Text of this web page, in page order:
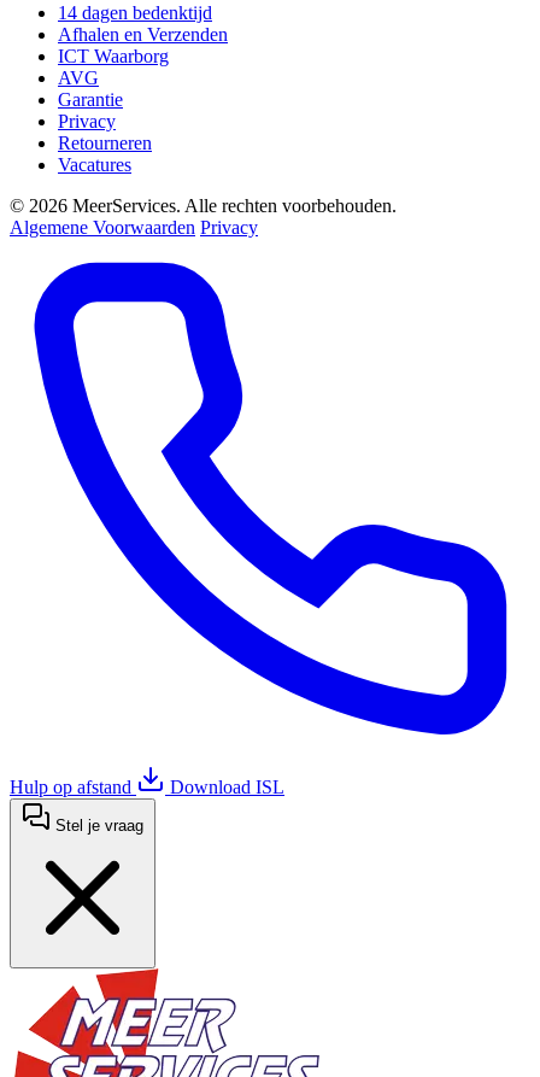
14 dagen bedenktijd
Afhalen en Verzenden
ICT Waarborg
AVG
Garantie
Privacy
Retourneren
Vacatures
© 2026 MeerServices. Alle rechten voorbehouden.
Algemene Voorwaarden Privacy
Hulp op afstand Download ISL
Stel je vraag